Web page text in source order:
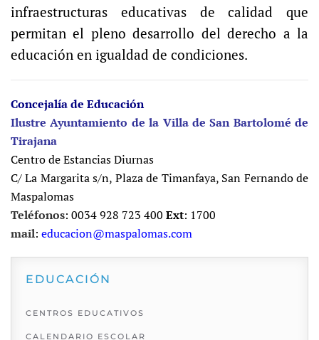
infraestructuras educativas de calidad que
permitan el pleno desarrollo del derecho a la
educación en igualdad de condiciones.
Concejalía de Educación
Ilustre Ayuntamiento de la Villa de San Bartolomé de
Tirajana
Centro de Estancias Diurnas
C/ La Margarita s/n, Plaza de Timanfaya, San Fernando de
Maspalomas
Teléfonos: 0034 928 723 400 Ext: 1700
mail: educacion@maspalomas.com
EDUCACIÓN
CENTROS EDUCATIVOS
CALENDARIO ESCOLAR